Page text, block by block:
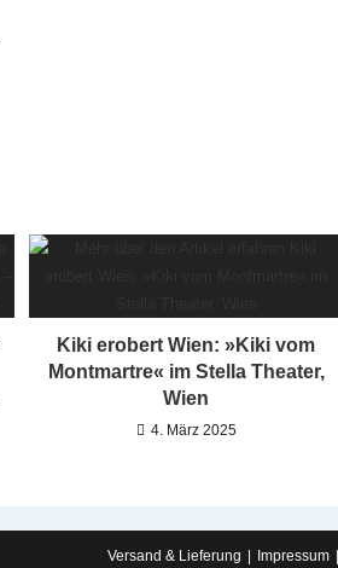
Kiki erobert Wien: »Kiki vom
Montmartre« im Stella Theater,
Wien
4. März 2025
Versand & Lieferung Impressum